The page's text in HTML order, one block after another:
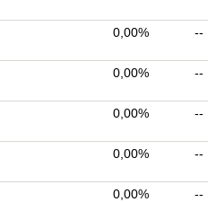
0,00% --
0,00% --
0,00% --
0,00% --
0,00% --